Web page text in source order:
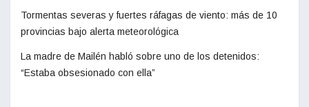
Tormentas severas y fuertes ráfagas de viento: más de 10
provincias bajo alerta meteorológica
La madre de Mailén habló sobre uno de los detenidos:
“Estaba obsesionado con ella”